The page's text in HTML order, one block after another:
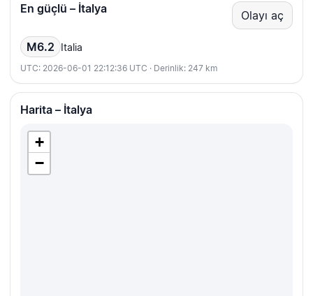
En güçlü – İtalya Olayı aç
M6.2 Italia
UTC: 2026-06-01 22:12:36 UTC · Derinlik: 247 km
Harita – İtalya
+
−